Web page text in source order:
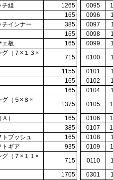
チ組 1265 0095
165 0096
チインナー 385 0097
165 0098
エ板 165 0099
グ（７×１３×
715 0100
1155 0101
165 0102
165 0104
グ（５×８×
1375 0105
） 165 0106
385 0107
トブッシュ 165 0108
トギア 935 0109
グ（７×１１×
715 0110
1705 0301